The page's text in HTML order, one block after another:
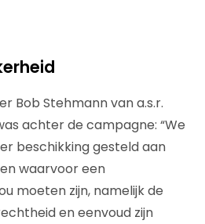
Bob Stehmann van a.s.r.
achter de campagne: “We
beschikking gesteld aan
waarvoor een
moeten zijn, namelijk de
en eenvoud zijn